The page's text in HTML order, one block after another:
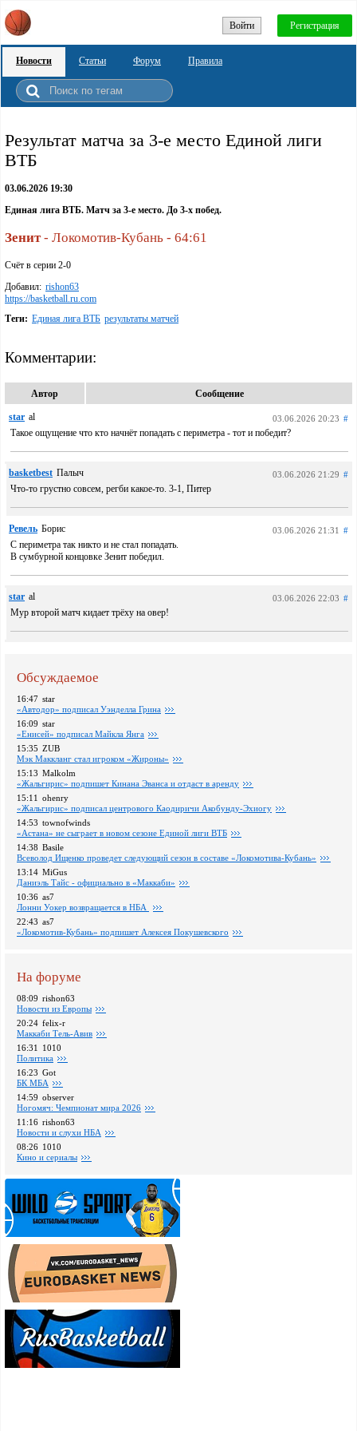
Войти Регистрация
Новости Статьи Форум Правила
Pезультат матча за 3-е место Единой лиги
ВТБ
03.06.2026 19:30
Единая лига ВТБ. Матч за 3-е место. До 3-х побед.
Зенит- Локомотив-Кубань - 64:61
Счёт в серии 2-0
Добавил: rishon63
https://basketball.ru.com
Теги: Единая лига ВТБ результаты матчей
Комментарии:
Автор Сообщение
star al 03.06.2026 20:23 #
Такое ощущение что кто начнёт попадать с периметра - тот и победит?
basketbest Палыч 03.06.2026 21:29 #
Что-то грустно совсем, регби какое-то. 3-1, Питер
Ревель Борис 03.06.2026 21:31 #
С периметра так никто и не стал попадать.
В сумбурной концовке Зенит победил.
star al 03.06.2026 22:03 #
Мур второй матч кидает трёху на овер!
Обсуждаемое
16:47 star
«Автодор» подписал Уэнделла Грина
16:09 star
«Енисей» подписал Майкла Янга
15:35 ZUB
Мэк Маккланг стал игроком «Жироны»
15:13 Malkolm
«Жальгирис» подпишет Кинана Эванса и отдаст в аренду
15:11 ohenry
«Жальгирис» подписал центрового Каодиричи Акобунду-Эхиогу
14:53 townofwinds
«Астана» не сыграет в новом сезоне Единой лиги ВТБ
14:38 Basile
Всеволод Ищенко проведет следующий сезон в составе «Локомотива-Кубань»
13:14 MiGus
Даниэль Тайс - официально в «Маккаби»
10:36 as7
Лонни Уокер возвращается в НБА
22:43 as7
«Локомотив-Кубань» подпишет Алексея Покушевского
На форуме
08:09 rishon63
Новости из Европы
20:24 felix-r
Маккаби Тель-Авив
16:31
1010
Политика
16:23 Got
БК МБА
14:59 observer
Ногомяч: Чемпионат мира 2026
11:16 rishon63
Новости и слухи НБА
08:26 1010
Кино и сериалы